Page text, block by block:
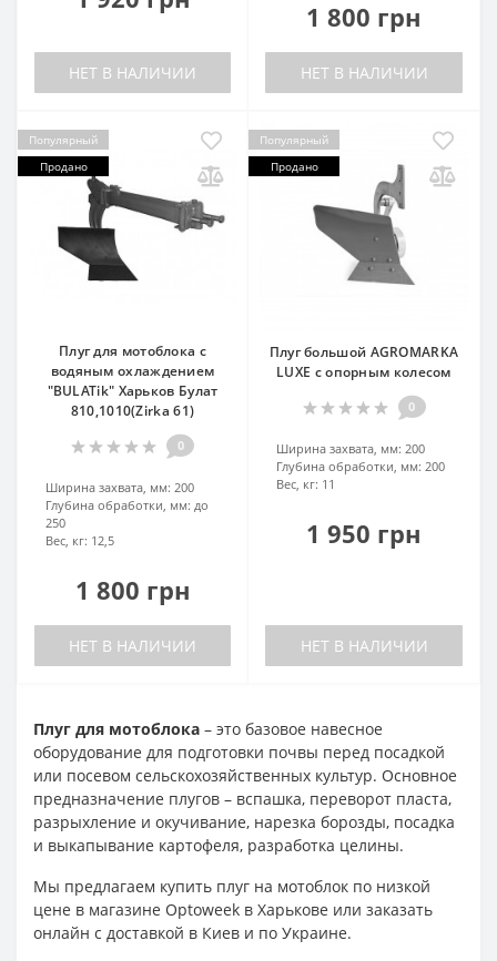
НЕТ В НАЛИЧИИ
1 800 грн
НЕТ В НАЛИЧИИ
Популярный
Продано
Плуг для мотоблока с
водяным охлаждением
"BULATik" Харьков Булат
810,1010(Zirka 61)
0
Ширина захвата, мм: 200
Глубина обработки, мм: до
250
Вес, кг: 12,5
1 800 грн
НЕТ В НАЛИЧИИ
Популярный
Продано
Плуг большой AGROMARKA
LUXE с опoрным колесом
0
Ширина захвата, мм: 200
Глубина обработки, мм: 200
Вес, кг: 11
1 950 грн
НЕТ В НАЛИЧИИ
Плуг для мотоблока – это базовое навесное
оборудование для подготовки почвы перед посадкой
или посевом сельскохозяйственных культур. Основное
предназначение плугов – вспашка, переворот пласта,
разрыхление и окучивание, нарезка борозды, посадка
и выкапывание картофеля, разработка целины.
Мы предлагаем купить плуг на мотоблок по низкой
цене в магазине Optoweek в Харькове или заказать
онлайн с доставкой в Киев и по Украине.